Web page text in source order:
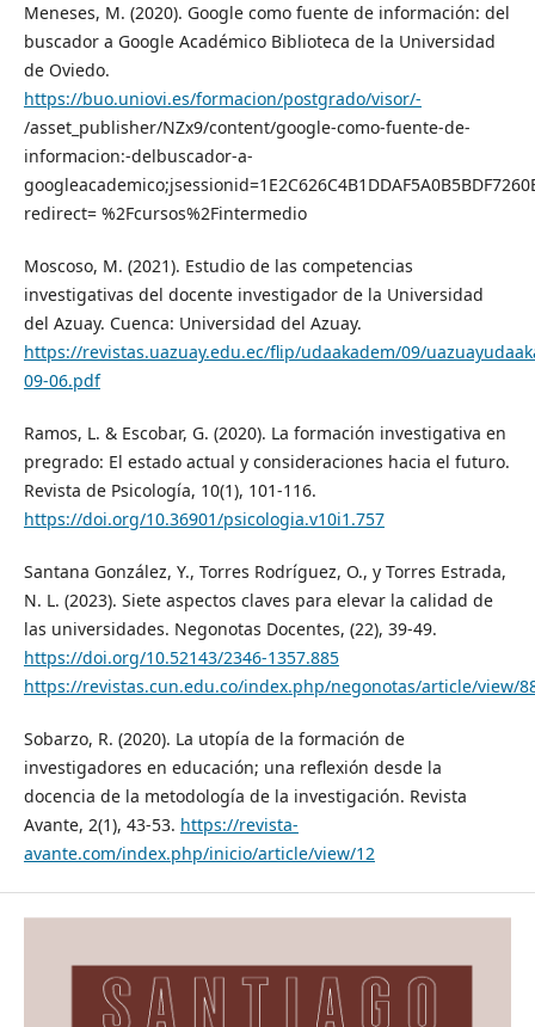
Meneses, M. (2020). Google como fuente de información: del
buscador a Google Académico Biblioteca de la Universidad
de Oviedo.
https://buo.uniovi.es/formacion/postgrado/visor/-
/asset_publisher/NZx9/content/google-como-fuente-de-
informacion:-delbuscador-a-
redirect= %2Fcursos%2Fintermedio
Moscoso, M. (2021). Estudio de las competencias
investigativas del docente investigador de la Universidad
del Azuay. Cuenca: Universidad del Azuay.
https://revistas.uazuay.edu.ec/flip/udaakadem/09/
09-06.pdf
Ramos, L. & Escobar, G. (2020). La formación investigativa en
pregrado: El estado actual y consideraciones hacia el futuro.
Revista de Psicología, 10(1), 101-116.
https://doi.org/10.36901/psicologia.v10i1.757
Santana González, Y., Torres Rodríguez, O., y Torres Estrada,
N. L. (2023). Siete aspectos claves para elevar la calidad de
las universidades. Negonotas Docentes, (22), 39-49.
https://doi.org/10.52143/2346-1357.885
https://revistas.cun.edu.co/index.php/negonotas/article/view/
Sobarzo, R. (2020). La utopía de la formación de
investigadores en educación; una reflexión desde la
docencia de la metodología de la investigación. Revista
Avante, 2(1), 43-53. https://revista-
avante.com/index.php/inicio/article/view/12